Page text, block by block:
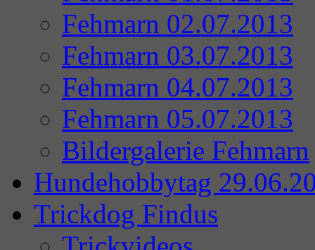
Fehmarn 02.07.2013
Fehmarn 03.07.2013
Fehmarn 04.07.2013
Fehmarn 05.07.2013
Bildergalerie Fehmarn
Hundehobbytag
Trickdog Findus